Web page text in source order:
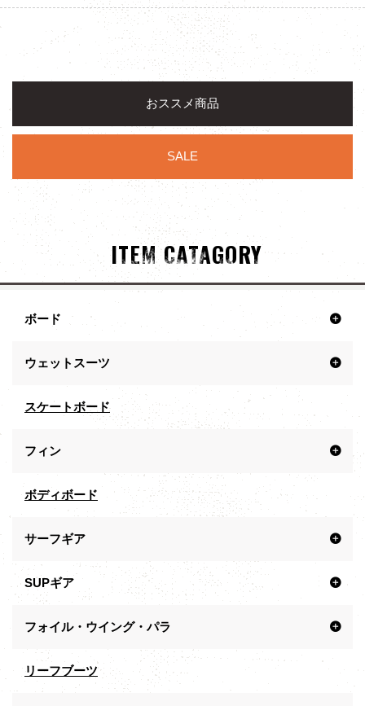
おススメ商品
SALE
ITEM CATAGORY
ボード
ウェットスーツ
スケートボード
フィン
ボディボード
サーフギア
SUPギア
フォイル・ウイング・パラ
リーフブーツ